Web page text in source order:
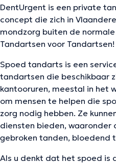
DentUrgent is een private
concept die zich in
mondzorg buiten de
Tandartsen voor Tandartsen!
Spoed tandarts is een
tandartsen die beschikbaar
kantooruren, meestal in het
om mensen te helpen die
zorg nodig hebben. Ze
diensten bieden, waaronder
gebroken tanden, bloedend
Als u denkt dat het spoed is